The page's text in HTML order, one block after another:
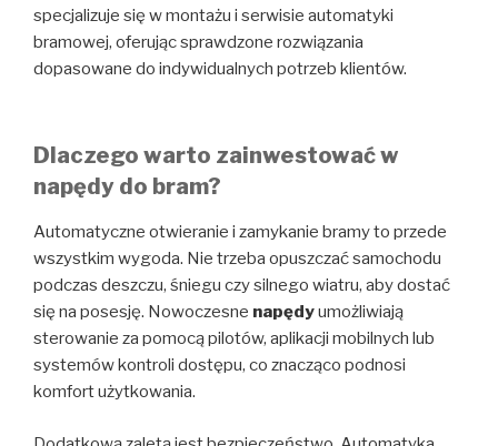
specjalizuje się w montażu i serwisie automatyki
bramowej, oferując sprawdzone rozwiązania
dopasowane do indywidualnych potrzeb klientów.
Dlaczego warto zainwestować w
napędy do bram?
Automatyczne otwieranie i zamykanie bramy to przede
wszystkim wygoda. Nie trzeba opuszczać samochodu
podczas deszczu, śniegu czy silnego wiatru, aby dostać
się na posesję. Nowoczesne napędyumożliwiają
sterowanie za pomocą pilotów, aplikacji mobilnych lub
systemów kontroli dostępu, co znacząco podnosi
komfort użytkowania.